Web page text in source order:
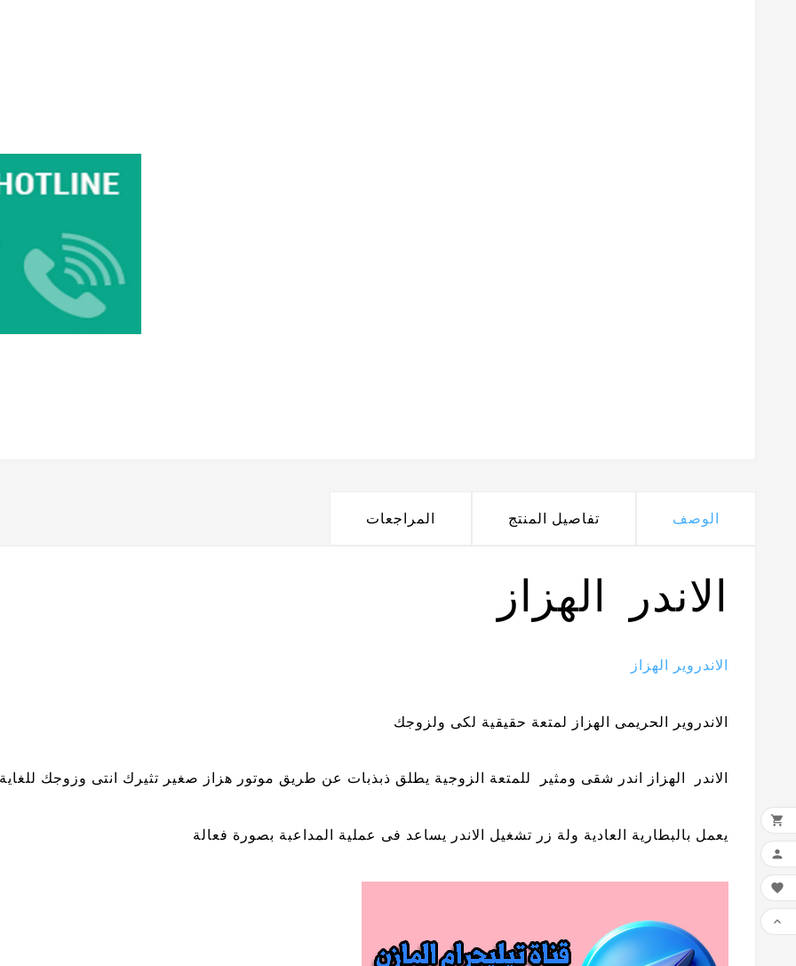
الوصف تفاصيل المنتج المراجعات
الاندر الهزاز
الاندروير الهزاز
الاندروير الحريمى الهزاز لمتعة حقيقية لكى ولزوجك
الاندر الهزاز اندر شقى ومثير للمتعة الزوجية يطلق ذبذبات عن طريق موتور هزاز صغير تثيرك انتى وزوجك للغاية
يعمل بالبطارية العادية ولة زر تشغيل الاندر يساعد فى عملية المداعبة بصورة فعالة



